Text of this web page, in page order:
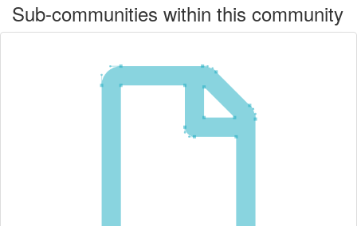
Sub-communities within this community